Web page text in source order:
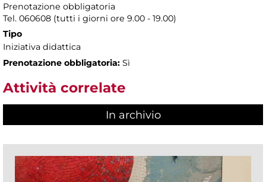
Prenotazione obbligatoria
Tel. 060608 (tutti i giorni ore 9.00 - 19.00)
Tipo
Iniziativa didattica
Prenotazione obbligatoria: Sì
Attività correlate
In archivio